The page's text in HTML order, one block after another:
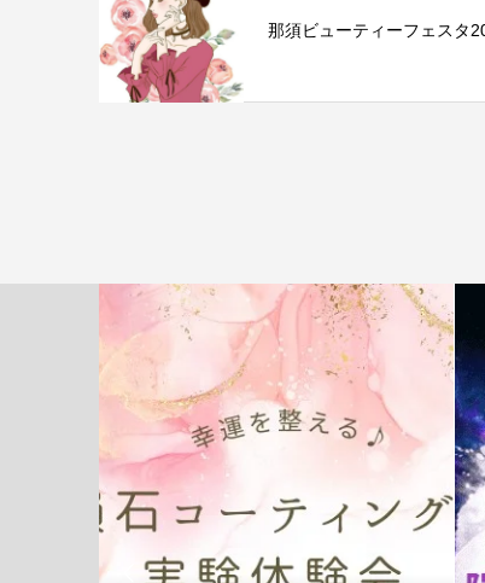
那須ビューティーフェスタ